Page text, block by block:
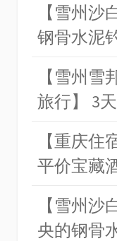
【雪州沙
钢骨水泥
【雪州
旅行】 3
【重庆
平价宝藏
【雪州沙
央的钢骨